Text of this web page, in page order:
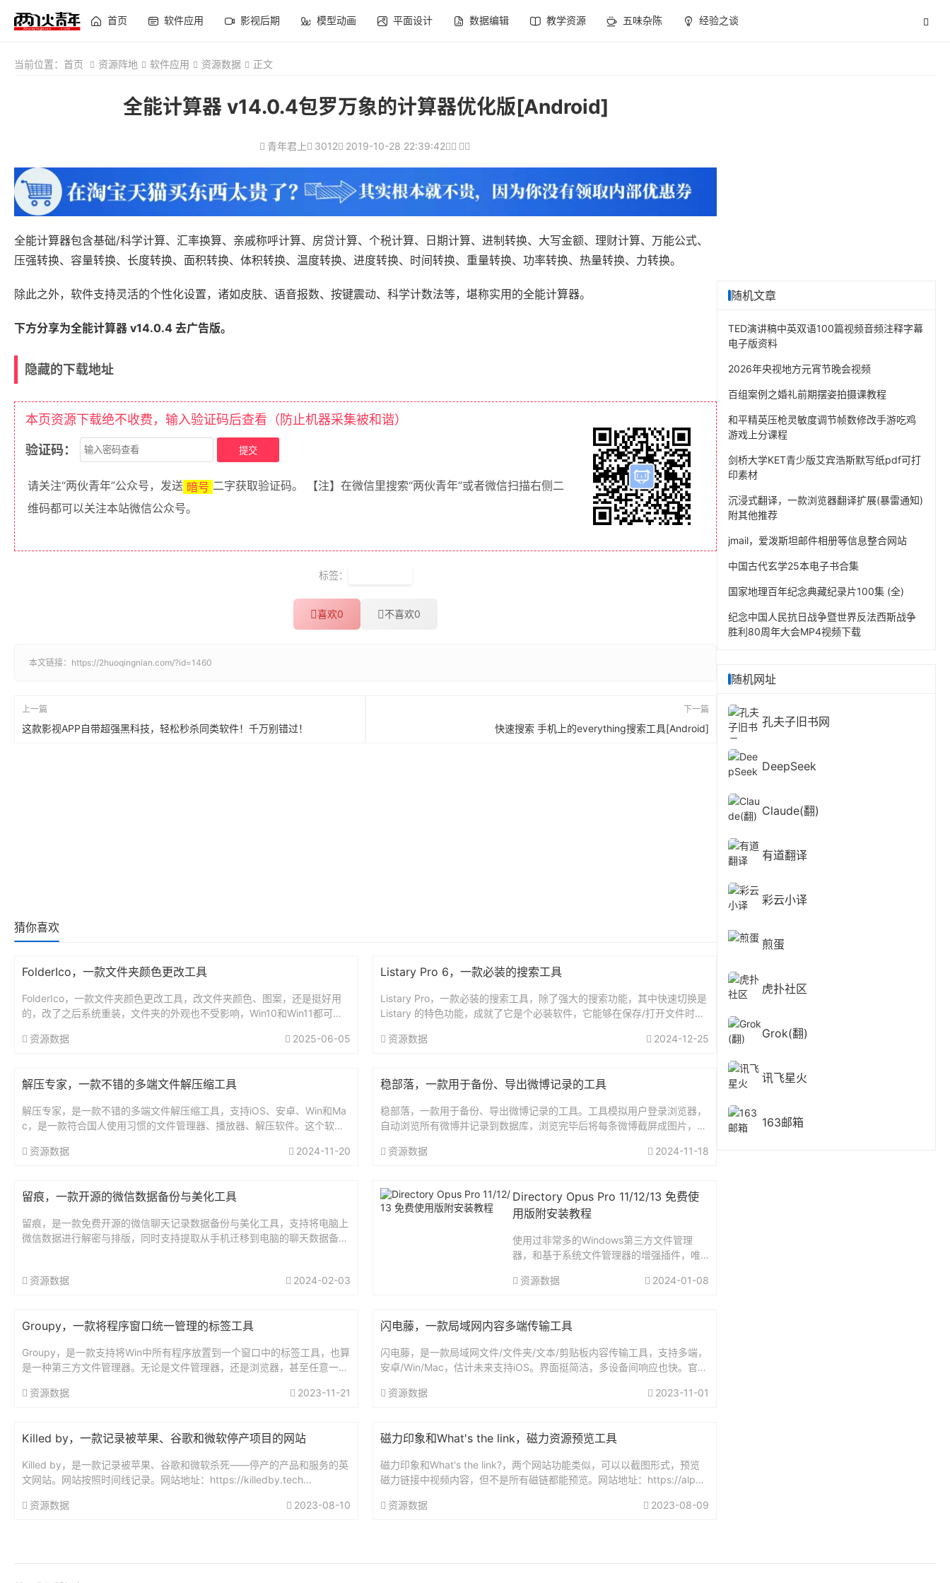
首页 软件应用 影视后期 模型动画 平面设计 数据编辑 教学资源 五味杂陈 经验之谈
当前位置： 首页 资源阵地 软件应用 资源数据 正文
全能计算器 v14.0.4包罗万象的计算器优化版[Android]
青年君上 3012 2019-10-28 22:39:42
全能计算器包含基础/科学计算、汇率换算、亲戚称呼计算、房贷计算、个税计算、日期计算、进制转换、大写金额、理财计算、万能公式、
压强转换、容量转换、长度转换、面积转换、体积转换、温度转换、进度转换、时间转换、重量转换、功率转换、热量转换、力转换。
除此之外，软件支持灵活的个性化设置，诸如皮肤、语音报数、按键震动、科学计数法等，堪称实用的全能计算器。
下方分享为全能计算器 v14.0.4 去广告版。
隐藏的下载地址
本页资源下载绝不收费，输入验证码后查看（防止机器采集被和谐）
验证码：
请关注“两伙青年”公众号，发送 暗号 二字获取验证码。 【注】在微信里搜索“两伙青年”或者微信扫描右侧二
维码都可以关注本站微信公众号。
标签：
喜欢0 不喜欢0
本文链接： https://2huoqingnian.com/?id=1460
上一篇
这款影视APP自带超强黑科技，轻松秒杀同类软件！千万别错过！
下一篇
快速搜索 手机上的everything搜索工具[Android]
猜你喜欢
FolderIco，一款文件夹颜色更改工具
FolderIco，一款文件夹颜色更改工具，改文件夹颜色、图案，还是挺好用
的，改了之后系统重装，文件夹的外观也不受影响，Win10和Win11都可以
资源数据
2025-06-05
Listary Pro 6，一款必装的搜索工具
Listary Pro，一款必装的搜索工具，除了强大的搜索功能，其中快速切换是
Listary 的特色功能，成就了它是个必装软件，它能够在保存/打开文件时，
资源数据
2024-12-25
解压专家，一款不错的多端文件解压缩工具
解压专家，是一款不错的多端文件解压缩工具，支持iOS、安卓、Win和Ma
c，是一款符合国人使用习惯的文件管理器、播放器、解压软件。这个软件
资源数据
2024-11-20
稳部落，一款用于备份、导出微博记录的工具
稳部落，一款用于备份、导出微博记录的工具。工具模拟用户登录浏览器，
自动浏览所有微博并记录到数据库，浏览完毕后将每条微博截屏成图片，最
资源数据
2024-11-18
留痕，一款开源的微信数据备份与美化工具
留痕，是一款免费开源的微信聊天记录数据备份与美化工具，支持将电脑上
微信数据进行解密与排版，同时支持提取从手机迁移到电脑的聊天数据备
资源数据
2024-02-03
Directory Opus Pro 11/12/13 免费使
用版附安装教程
使用过非常多的Windows第三方文件管理
器，和基于系统文件管理器的增强插件，唯
一款：Directory Opus Pro。最近，从用了
资源数据 2024-01-08
Groupy，一款将程序窗口统一管理的标签工具
Groupy，是一款支持将Win中所有程序放置到一个窗口中的标签工具，也算
是一种第三方文件管理器。无论是文件管理器，还是浏览器，甚至任意一款
资源数据
2023-11-21
闪电藤，一款局域网内容多端传输工具
闪电藤，是一款局域网文件/文件夹/文本/剪贴板内容传输工具，支持多端，
安卓/Win/Mac，估计未来支持iOS。界面挺简洁，多设备间响应也快。官网
资源数据
2023-11-01
Killed by，一款记录被苹果、谷歌和微软停产项目的网站
Killed by，是一款记录被苹果、谷歌和微软杀死——停产的产品和服务的英
文网站。网站按照时间线记录。网站地址：https://killedby.tech...
资源数据 2023-08-10
​磁力印象和What's the link，磁力资源预览工具
磁力印象和What's the link?，两个网站功能类似，可以以截图形式，预览
磁力链接中视频内容，但不是所有磁链都能预览。网站地址：https://alph
资源数据
2023-08-09
随机文章
TED演讲稿中英双语100篇视频音频注释字幕
电子版资料
2026年央视地方元宵节晚会视频
百组案例之婚礼前期摆姿拍摄课教程
和平精英压枪灵敏度调节帧数修改手游吃鸡
游戏上分课程
剑桥大学KET青少版艾宾浩斯默写纸pdf可打
印素材
沉浸式翻译，一款浏览器翻译扩展(暴雷通知)
附其他推荐
jmail，爱泼斯坦邮件相册等信息整合网站
中国古代玄学25本电子书合集
国家地理百年纪念典藏纪录片100集 (全)
纪念中国人民抗日战争暨世界反法西斯战争
胜利80周年大会MP4视频下载
随机网址
孔夫子旧书网
DeepSeek
Claude(翻)
有道翻译
彩云小译
煎蛋
虎扑社区
Grok(翻)
讯飞星火
163邮箱